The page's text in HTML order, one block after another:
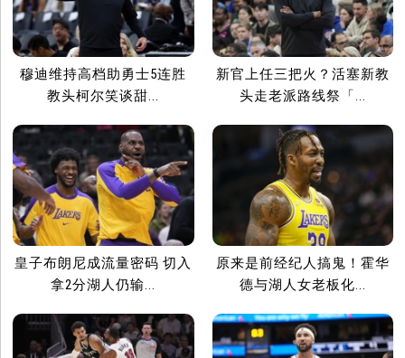
穆迪维持高档助勇士5连胜
教头柯尔笑谈甜...
新官上任三把火？活塞新教
头走老派路线祭「...
皇子布朗尼成流量密码 切入
拿2分湖人仍输...
原来是前经纪人搞鬼！霍华
德与湖人女老板化...